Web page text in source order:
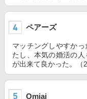
ペアーズ
マッチングしやすか
たし、本気の婚活の
が出来て良かった。（
Omiai